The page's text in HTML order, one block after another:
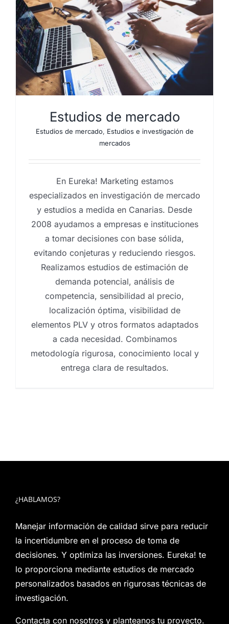
Estudios de mercado
Estudios de mercado, Estudios e investigación de
mercados
En Eureka! Marketing estamos
especializados en investigación de mercado
y estudios a medida en Canarias. Desde
2008 ayudamos a empresas e instituciones
a tomar decisiones con base sólida,
evitando conjeturas y reduciendo riesgos.
Realizamos estudios de estimación de
demanda potencial, análisis de
competencia, sensibilidad al precio,
localización óptima, visibilidad de
elementos PLV y otros formatos adaptados
a cada necesidad. Combinamos
metodología rigurosa, conocimiento local y
entrega clara de resultados.
¿HABLAMOS?
Manejar información de calidad sirve para reducir
la incertidumbre en el proceso de toma de
decisiones. Y optimiza las inversiones. Eureka! te
lo proporciona mediante estudios de mercado
personalizados basados en rigurosas técnicas de
investigación.
Contacta con nosotros y planteanos tu proyecto.